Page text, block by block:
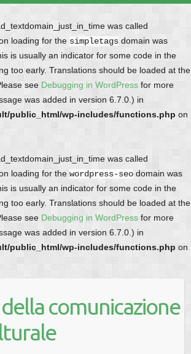
was called
loading for the simpletags domain was
is usually an indicator for some code in the
too early. Translations should be loaded at the
see Debugging in WordPress for more
was added in version 6.7.0.) in
public_html/wp-includes/functions.php on
was called
loading for the wordpress-seo domain was
is usually an indicator for some code in the
too early. Translations should be loaded at the
see Debugging in WordPress for more
was added in version 6.7.0.) in
public_html/wp-includes/functions.php on
comunicazione